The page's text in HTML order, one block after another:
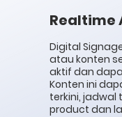
Realtime
Digital
atau konten
aktif dan
Konten ini
terkini, jadwal
product dan